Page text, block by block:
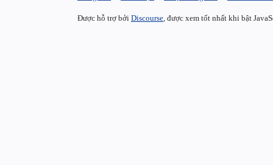
Được hỗ trợ bởi Discourse, được xem tốt nhất khi bật